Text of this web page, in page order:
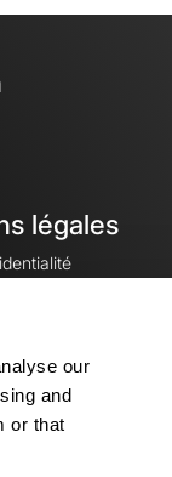
our
and
or that
légales